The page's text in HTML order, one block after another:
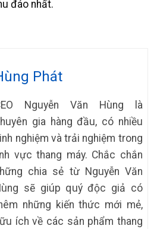
đáo nhất.
Phát
Nguyễn Văn Hùng là
gia hàng đầu, có nhiều
nghiệm và trải nghiệm trong
vực thang máy. Chắc chắn
chia sẻ từ Nguyễn Văn
sẽ giúp quý độc giả có
những kiến thức mới mẻ,
ích về các sản phẩm thang